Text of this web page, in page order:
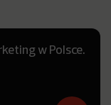
w Polsce.